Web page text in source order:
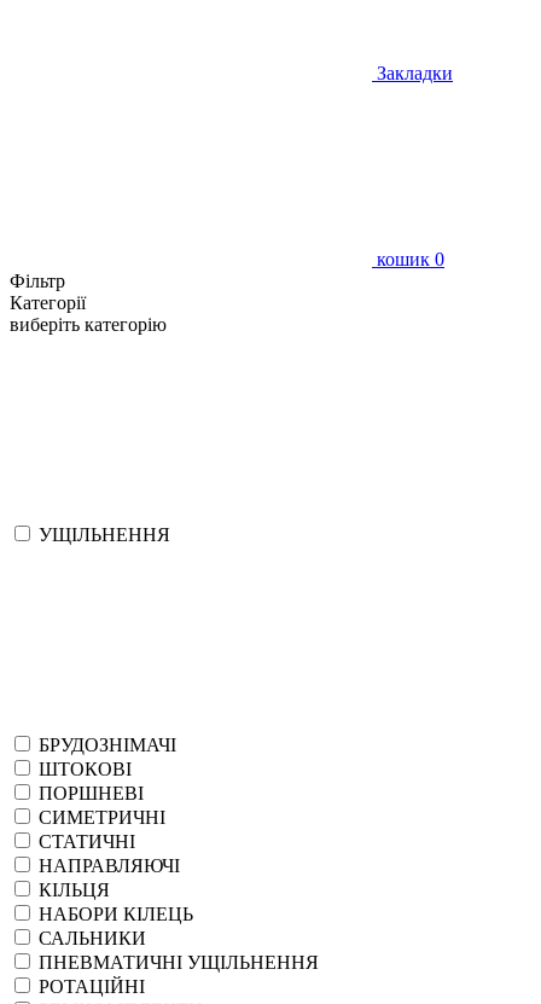
Закладки
кошик 0
Фільтр
Категорії
виберіть категорію
УЩІЛЬНЕННЯ
БРУДОЗНІМАЧІ
ШТОКОВІ
ПОРШНЕВІ
СИМЕТРИЧНІ
СТАТИЧНІ
НАПРАВЛЯЮЧІ
КІЛЬЦЯ
НАБОРИ КІЛЕЦЬ
САЛЬНИКИ
ПНЕВМАТИЧНІ УЩІЛЬНЕННЯ
РОТАЦІЙНІ